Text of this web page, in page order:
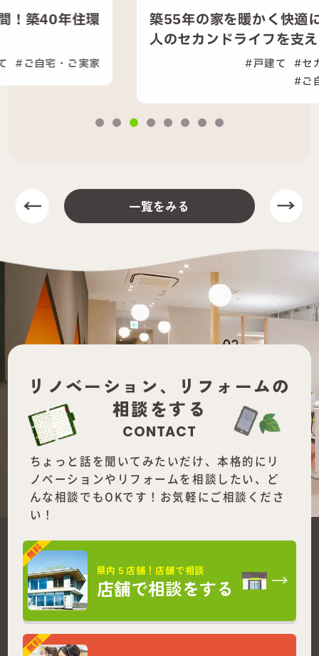
築55年の家を暖かく快適に！夫婦二
人のセカンドライフを支える...
セカンドライフ
一覧をみる
リノベーション、
リフォームの
相談をする
CONTACT
ちょっと話を聞いてみたいだけ、本格的にリ
ノベーションやリフォームを相談したい、ど
んな相談でもOKです！お気軽にご相談くださ
い！
県内５店舗！店舗で相談
店舗で相談をする